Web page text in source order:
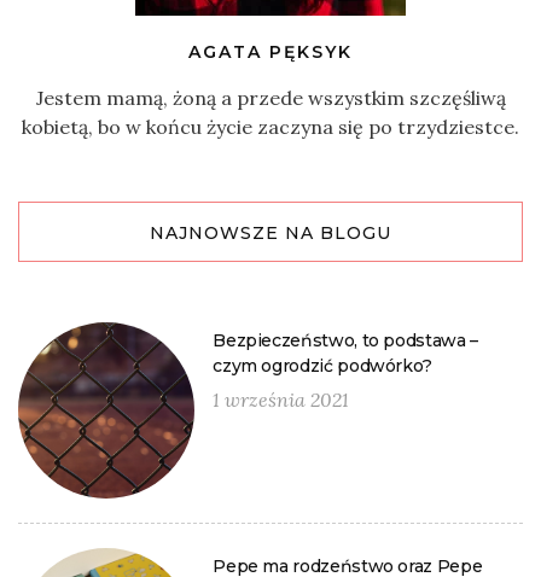
AGATA PĘKSYK
Jestem mamą, żoną a przede wszystkim szczęśliwą
kobietą, bo w końcu życie zaczyna się po trzydziestce.
NAJNOWSZE NA BLOGU
Bezpieczeństwo, to podstawa –
czym ogrodzić podwórko?
1 września 2021
Pepe ma rodzeństwo oraz Pepe